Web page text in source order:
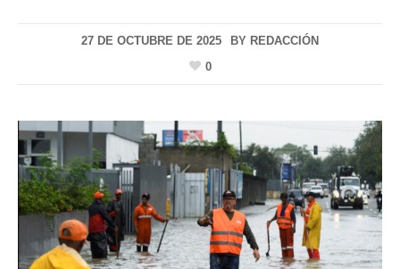
27 DE OCTUBRE DE 2025 BY REDACCIÓN
0